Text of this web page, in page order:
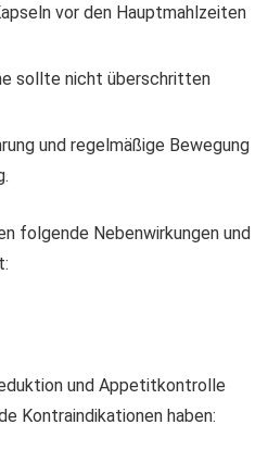
vor den Hauptmahlzeiten
sollte nicht überschritten
und regelmäßige Bewegung
folgende Nebenwirkungen und
und Appetitkontrolle
Kontraindikationen haben: